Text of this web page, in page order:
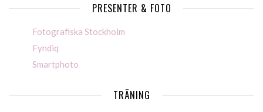
PRESENTER & FOTO
Fotografiska Stockholm
Fyndiq
Smartphoto
TRÄNING